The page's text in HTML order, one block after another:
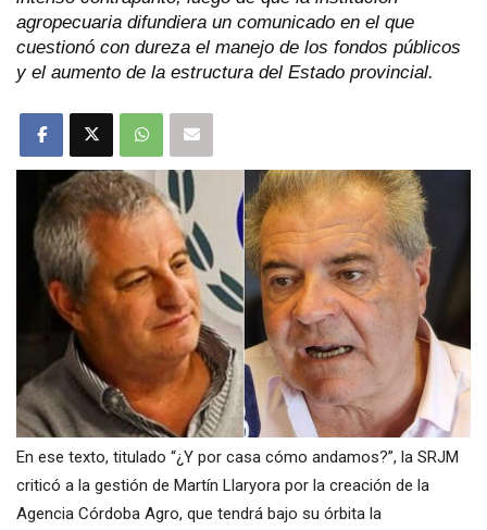
agropecuaria difundiera un comunicado en el que
cuestionó con dureza el manejo de los fondos públicos
y el aumento de la estructura del Estado provincial.
En ese texto, titulado “¿Y por casa cómo andamos?”, la SRJM
criticó a la gestión de Martín Llaryora por la creación de la
Agencia Córdoba Agro, que tendrá bajo su órbita la